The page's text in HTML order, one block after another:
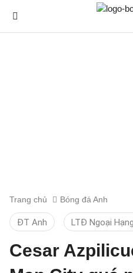
Trang chủ Bóng đá Anh
ĐT Anh LTĐ Ngoại
Cesar